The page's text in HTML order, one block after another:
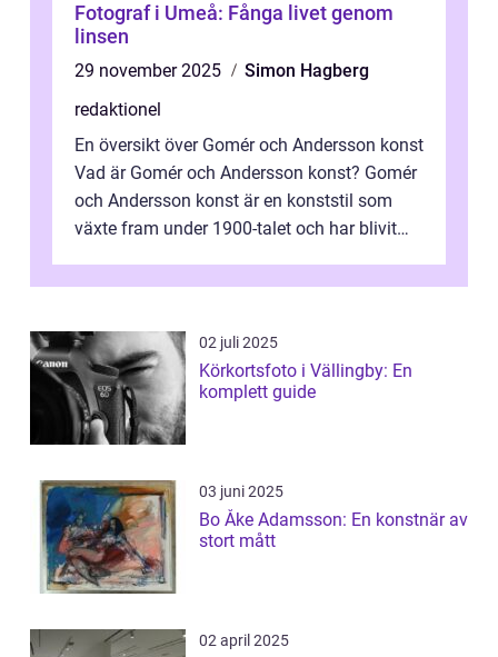
Fotograf i Umeå: Fånga livet genom
linsen
29 november 2025
Simon Hagberg
redaktionel
En översikt över Gomér och Andersson konst
Vad är Gomér och Andersson konst? Gomér
och Andersson konst är en konststil som
växte fram under 1900-talet och har blivit
02 juli 2025
Körkortsfoto i Vällingby: En
komplett guide
03 juni 2025
Bo Åke Adamsson: En konstnär av
stort mått
02 april 2025